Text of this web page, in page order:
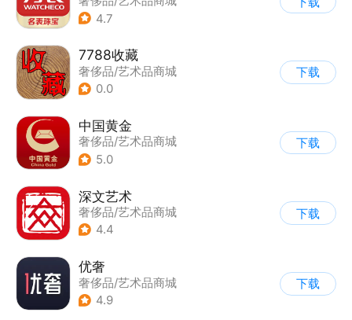
4.7
7788收藏
奢侈品/艺术品商城
0.0
下载
中国黄金
奢侈品/艺术品商城
5.0
下载
深文艺术
奢侈品/艺术品商城
4.4
下载
优奢
奢侈品/艺术品商城
4.9
下载